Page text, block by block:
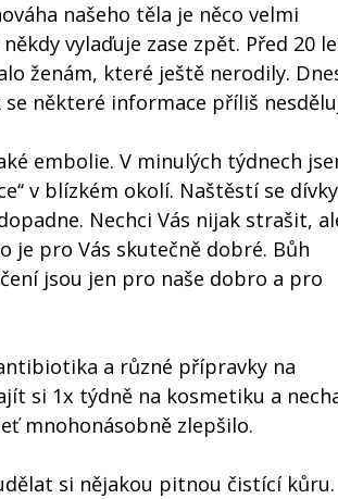
našeho těla je něco velmi
vylaďuje zase zpět. Před 20
ženám, které ještě nerodily.
některé informace příliš
embolie. V minulých týdnech
v blízkém okolí. Naštěstí se dívky
Nechci Vás nijak strašit,
je pro Vás skutečně dobré. Bůh
jsou jen pro naše dobro a pro
a různé přípravky na
si 1x týdně na kosmetiku a
mnohonásobně zlepšilo.
si nějakou pitnou čistící kůru.